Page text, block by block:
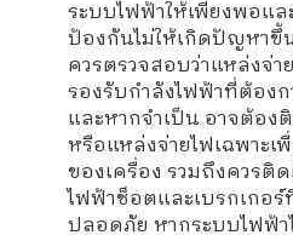
ระบบไฟฟ้าให้เพียงพอแ
ป้องกันไม่ให้เกิดปัญหาขึ้
ควรตรวจสอบว่าแหล่งจ่า
รองรับกำลังไฟฟ้าที่ต้องก
และหากจำเป็น อาจต้อ
หรือแหล่งจ่ายไฟเฉพาะเ
ของเครื่อง รวมถึงควร
ไฟฟ้าช็อตและเบรกเกอร์
ปลอดภัย หากระบบไฟฟ้า